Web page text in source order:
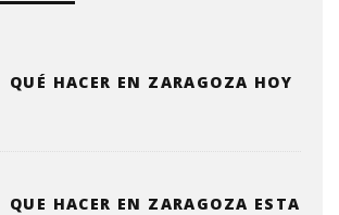
QUÉ HACER EN ZARAGOZA HOY
QUE HACER EN ZARAGOZA ESTA